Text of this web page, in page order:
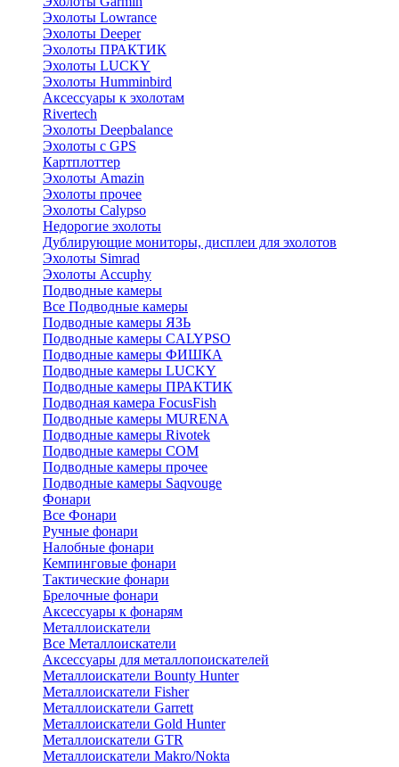
Эхолоты Lowrance
Эхолоты Deeper
Эхолоты ПРАКТИК
Эхолоты LUCKY
Эхолоты Humminbird
Аксессуары к эхолотам
Rivertech
Эхолоты Deepbalance
Эхолоты с GPS
Картплоттер
Эхолоты Amazin
Эхолоты прочее
Эхолоты Calypso
Недорогие эхолоты
Дублирующие мониторы, дисплеи для эхолотов
Эхолоты Simrad
Эхолоты Accuphy
Подводные камеры
Все Подводные камеры
Подводные камеры ЯЗЬ
Подводные камеры CALYPSO
Подводные камеры ФИШКА
Подводные камеры LUCKY
Подводные камеры ПРАКТИК
Подводная камера FocusFish
Подводные камеры MURENA
Подводные камеры Rivotek
Подводные камеры СОМ
Подводные камеры прочее
Подводные камеры Saqvouge
Фонари
Все Фонари
Ручные фонари
Налобные фонари
Кемпинговые фонари
Тактические фонари
Брелочные фонари
Аксессуары к фонарям
Металлоискатели
Все Металлоискатели
Аксессуары для металлопоискателей
Металлоискатели Bounty Hunter
Металлоискатели Fisher
Металлоискатели Garrett
Металлоискатели Gold Hunter
Металлоискатели GTR
Металлоискатели Makro/Nokta